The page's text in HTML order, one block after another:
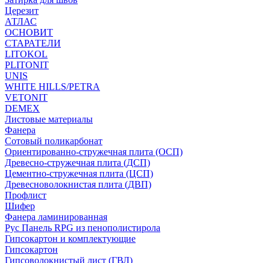
Церезит
АТЛАС
ОСНОВИТ
СТАРАТЕЛИ
LITOKOL
PLITONIT
UNIS
WHITE HILLS/PETRA
VETONIT
DEMEX
Листовые материалы
Фанера
Сотовый поликарбонат
Ориентированно-стружечная плита (ОСП)
Древесно-стружечная плита (ДСП)
Цементно-стружечная плита (ЦСП)
Древесноволокнистая плита (ДВП)
Профлист
Шифер
Фанера ламинированная
Рус Панель RPG из пенополистирола
Гипсокартон и комплектующие
Гипсокартон
Гипсоволокнистый лист (ГВЛ)